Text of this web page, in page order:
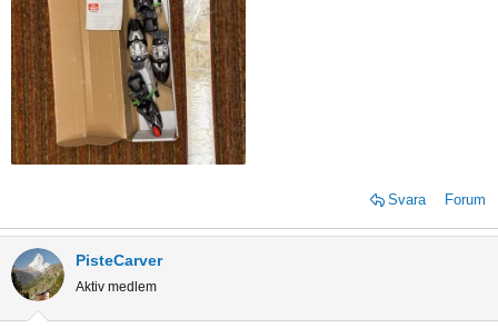
Svara Forum
PisteCarver
Aktiv medlem